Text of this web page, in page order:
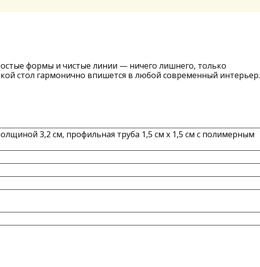
формы и чистые линии — ничего лишнего, только
стол гармонично впишется в любой современный интерьер.
3,2 см, профильная труба 1,5 см х 1,5 см с полимерным